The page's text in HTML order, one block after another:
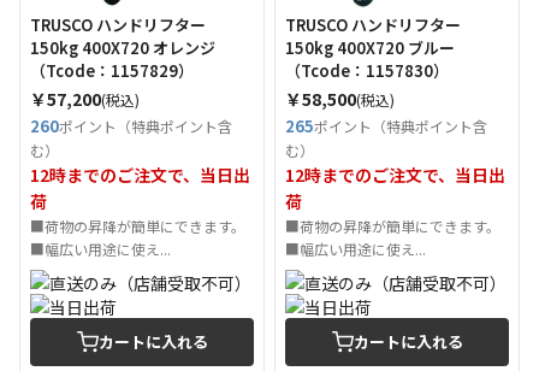
TRUSCO ハンドリフター
150kg 400X720 オレンジ
（Tcode：1157829）
￥57,200(税込)
260ポイント（特典ポイント含
む）
12時までのご注文で、当日出
荷
■荷物の昇降が簡単にできます。
■幅広い用途に使え...
カートに入れる
TRUSCO ハンドリフター
150kg 400X720 ブルー
（Tcode：1157830）
￥58,500(税込)
265ポイント（特典ポイント含
む）
12時までのご注文で、当日出
荷
■荷物の昇降が簡単にできます。
■幅広い用途に使え...
カートに入れる